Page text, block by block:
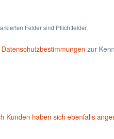
Felder sind Pflichtfelder.
Datenschutzbestimmungen zur
Kunden haben sich ebenfalls